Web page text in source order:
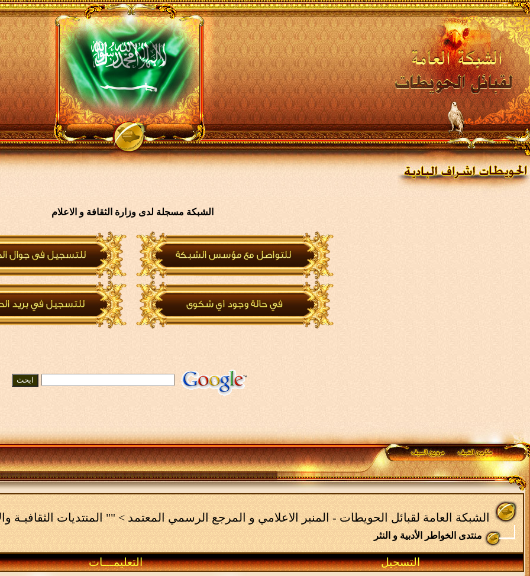
الشبكة مسجلة لدى وزارة الثقافة و الاعلام
الشبكة العامة لقبائل الحويطات - المنبر الاعلامي و المرجع الرسمي المعتمد > "" المنتديات الثقافيـة
منتدى الخواطر الأدبية و النثر
التسجيل التعليمـــات